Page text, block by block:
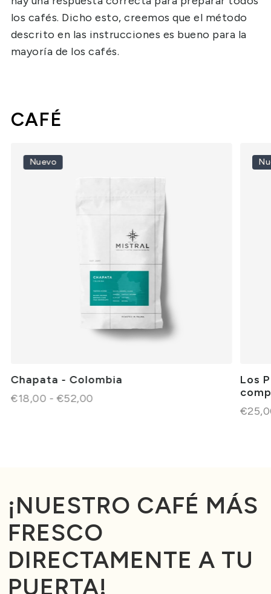
los cafés. Dicho esto, creemos que el método
descrito en las instrucciones es bueno para la
mayoría de los cafés.
CAFÉ
Nuevo
Chapata - Colombia
€18,00 - €52,00
Los
¡NUESTRO CAFÉ MÁS
FRESCO
DIRECTAMENTE A TU
PUERTA!